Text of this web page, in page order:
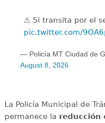
⚠️ Si transita por el
pic.twitter.com/
— Policía MT Ciudad de
August 8, 2026
La Policía Municipal de
permanece la reducción